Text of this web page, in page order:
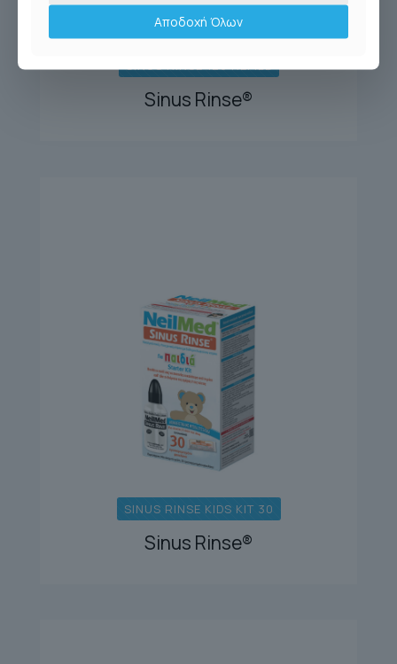
SINUS RINSE 120 REFILL
Sinus Rinse®
SINUS RINSE KIDS KIT 30
Sinus Rinse®
Αποδοχή Όλων